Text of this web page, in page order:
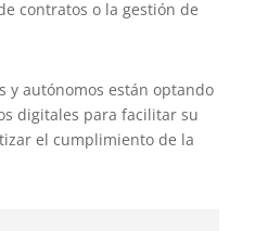
contratos o la gestión de
y autónomos están optando
digitales para facilitar su
el cumplimiento de la